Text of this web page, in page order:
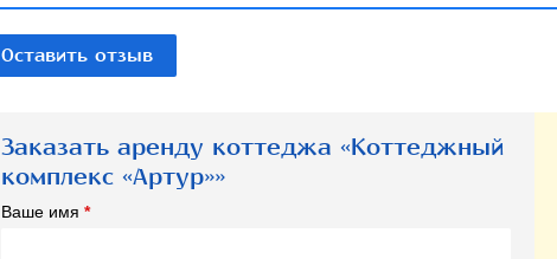
Оставить отзыв
Заказать аренду коттеджа «Коттеджный
комплекс «Артур»»
Ваше имя *